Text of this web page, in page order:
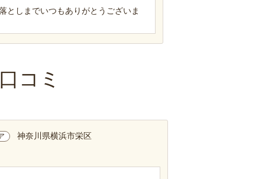
としまでいつもありがとうございま
コミ
神奈川県横浜市栄区